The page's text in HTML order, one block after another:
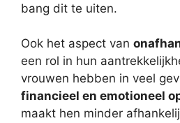
bang dit te uiten.
Ook het aspect van
een rol in hun
vrouwen hebben in veel
financieel en emotioneel
maakt hen minder